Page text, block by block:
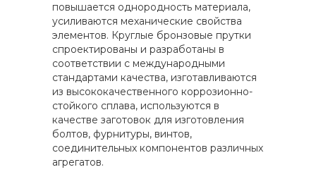
повышается однородность материала,
усиливаются механические свойства
элементов. Круглые бронзовые прутки
спроектированы и разработаны в
соответствии с международными
стандартами качества, изготавливаются
из высококачественного коррозионно-
стойкого сплава, используются в
качестве заготовок для изготовления
болтов, фурнитуры, винтов,
соединительных компонентов различных
агрегатов.